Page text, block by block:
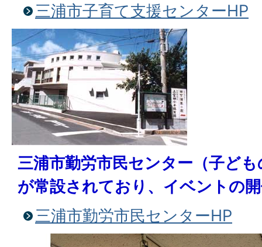
三浦市子育て支援センターHP
三浦市勤労市民センター（子ど
が常設されており、イベントの
三浦市勤労市民センターHP